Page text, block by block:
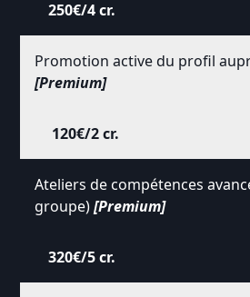
250€/4 cr.
Promotion active du profil
[Premium]
120€/2 cr.
Ateliers de compétences
groupe)[Premium]
320€/5 cr.